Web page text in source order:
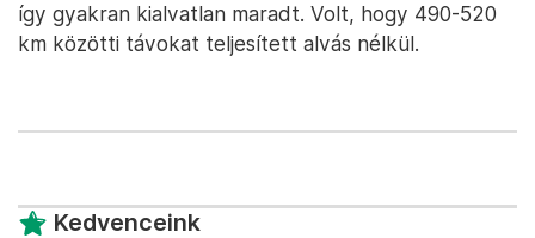
így gyakran kialvatlan maradt. Volt, hogy 490-520
km közötti távokat teljesített alvás nélkül.
Kedvenceink